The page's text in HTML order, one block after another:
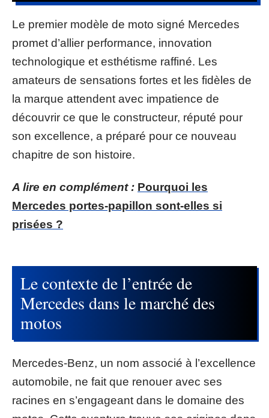
Le premier modèle de moto signé Mercedes
promet d’allier performance, innovation
technologique et esthétisme raffiné. Les
amateurs de sensations fortes et les fidèles de
la marque attendent avec impatience de
découvrir ce que le constructeur, réputé pour
son excellence, a préparé pour ce nouveau
chapitre de son histoire.
A lire en complément : Pourquoi les
Mercedes portes-papillon sont-elles si
prisées ?
Le contexte de l’entrée de
Mercedes dans le marché des
motos
Mercedes-Benz, un nom associé à l’excellence
automobile, ne fait que renouer avec ses
racines en s’engageant dans le domaine des